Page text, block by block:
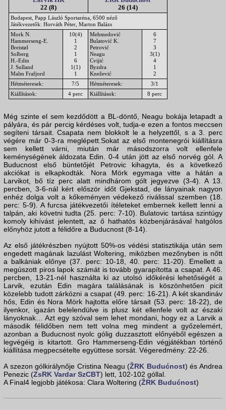
22 (8)
26 (14)
Budapest, Papp László Sportaréna, 6500 néző
Játékvezetők: Horváth Péter, Marton Balázs
Mork N.
Hammerseng-E.
Breistøl
Solberg
H.-Edin
J. Sulland
Malm Frafjord
10(4)
1
2
1
6
1(1)
1
Mehmedović
Bulatović K.
Petrović
Neagu
Cvijić
Byzdra
Knežević
6
7
3
3(1)
4
1
2
Hétméteresek:
7/5 Hétméteresek:
3/1
Kiállítások:
4 perc Kiállítások: 8 perc
Még szinte el sem kezdődött a BL-döntő, Neagu bokája letapadt a
pályára, és pár percig kérdéses volt, tudja-e ezen a fontos meccsen
segíteni társait. Csapata nem blokkolt le a helyzettől, s a 3. perc
végére már 0-3-ra meglépett.Sokat az első montenegrói kiállításra
sem kellett várni, miután már másodszorra volt ellenfele
keménységének áldozata Edin. 0-4 után jött az első norvég gól. A
Buducnost első büntetőjét Petrovic kihagyta, és a következő
akciókat is elkapkodták. Nora Mörk egymaga vitte a hátán a
Larvikot, bő tíz perc alatt mindhárom gólt jegyezve (3-4). A 13.
percben, 3-6-nál kért először időt Gjekstad, de lányainak nagyon
enhéz dolga volt a kőkeményen védekező riválissal szemben (18.
perc: 5-9). A furcsa játékvezetői ítéleteket embernek kellett lenni a
talpán, aki követni tudta (25. perc: 7-10). Bulatovic tartása szintúgy
komoly kihívást jelentett, az ő hathatós közbenjárásával hatgólos
előnyhöz jutott a félidőre a Buducnost (8-14).
Az első játékrészben nyújtott 50%-os védési statisztikája után sem
engedett magának lazulást Woltering, miközben mezőnyben is nőtt
a balkániak előnye (37. perc: 10-18, 40. perc: 11-20). Emellett a
megúszott piros lapok számát is tovább gyarapította a csapat. A 46.
percben, 13-21-nél használta ki az utolsó időkérési lehetőségét a
Larvik, ezután Edin magára találásának is köszönhetően picit
közelebb tudott zárkózni a csapat (49. perc: 16-21). A két skandináv
hős, Edin és Nora Mörk hajtotta előre társait (53. perc: 18-22), de
ilyenkor, igazán belelendülve is plusz két ellenfele volt az északi
lányoknak… Azt egy szóval sem lehet mondani, hogy ez a Larvik a
második félidőben nem tett volna meg mindent a győzelemért,
azonban a Buducnost nyolc gólig duzzasztott előnyéből egészen a
legvégéig is kitartott. Gro Hammerseng-Edin végjátékban történő
kiállítása megpecsételte együttese sorsát. Végeredmény: 22-26.
A szezon gólkirálynője Cristina Neagu (ŽRK Budućnost) és Andrea
Penezic (ZsRK Vardar SzCBT) lett, 102-102 góllal.
A Final4 legjobb játékosa: Clara Woltering (ŽRK Budućnost)